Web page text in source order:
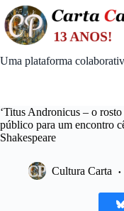
Skip
to
content
Uma plataforma
‘Titus Andronicus – o
público para um encontro
Shakespeare
Cultura Carta